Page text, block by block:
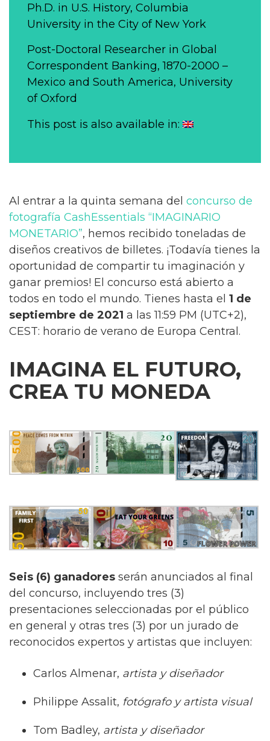
Ph.D. in U.S. History, Columbia
University in the City of New York
Post-Doctoral Researcher in Global
Correspondent Banking, 1870-2000 –
Mexico and South America, University
of Oxford
This post is also available in:
Al entrar a la quinta semana del concurso de
fotografía CashEssentials “IMAGINARIO
MONETARIO”, hemos recibido toneladas de
diseños creativos de billetes. ¡Todavía tienes la
oportunidad de compartir tu imaginación y
ganar premios! El concurso está abierto a
todos en todo el mundo. Tienes hasta el 1 de
septiembre de 2021 a las 11:59 PM (UTC+2),
CEST: horario de verano de Europa Central.
IMAGINA EL FUTURO,
CREA TU MONEDA
Seis (6) ganadores serán anunciados al final
del concurso, incluyendo tres (3)
presentaciones seleccionadas por el público
en general y otras tres (3) por un jurado de
reconocidos expertos y artistas que incluyen:
Carlos Almenar, artista y diseñador
Philippe Assalit, fotógrafo y artista visual
Tom Badley, artista y diseñador